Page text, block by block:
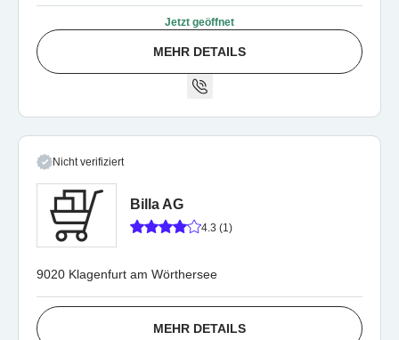
Jetzt geöffnet
MEHR DETAILS
Nicht verifiziert
Billa AG
4.3 (1)
9020 Klagenfurt am Wörthersee
MEHR DETAILS